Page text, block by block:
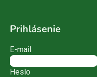
Prihlásenie
E-mail
Heslo